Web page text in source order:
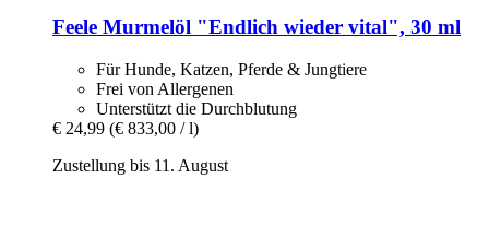
Feele Murmelöl "Endlich wieder vital", 30 ml
Für Hunde, Katzen, Pferde & Jungtiere
Frei von Allergenen
Unterstützt die Durchblutung
€ 24,99 (€ 833,00 / l)
Zustellung bis 11. August